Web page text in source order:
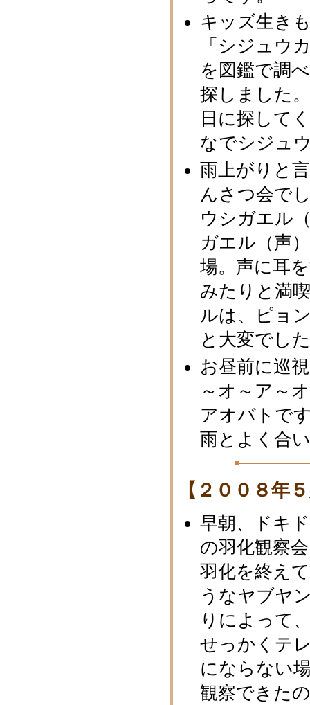
キッズ生き
「シジュウ
を図鑑で調
探しました
日に探して
なでシジュ
雨上がりと
んさつ会で
ウシガエル
ガエル（声
場。声に耳
みたりと満
ルは、ピョ
と大変でし
お昼前に巡
～オ～ア～
アオバトで
雨とよく合
【２００８年
早朝、ドキ
の羽化観察
羽化を終え
うなヤブヤ
りによって
せっかくテ
にならない
観察できた